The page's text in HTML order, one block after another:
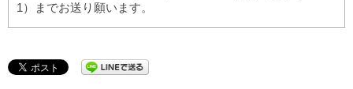
1）までお送り願います。